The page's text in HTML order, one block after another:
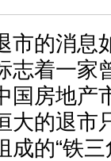
的消息
志着一家
国房地产
大的退市
的“铁